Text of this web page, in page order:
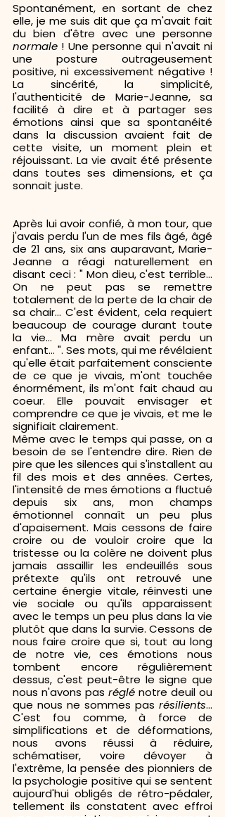
Spontanément, en sortant de chez
elle, je me suis dit que ça m'avait fait
normale ! Une personne qui n'avait ni
une posture outrageusement
positive, ni excessivement négative !
La sincérité, la simplicité,
l'authenticité de Marie-Jeanne, sa
facilité à dire et à partager ses
émotions ainsi que sa spontanéité
dans la discussion avaient fait de
cette visite, un moment plein et
réjouissant. La vie avait été présente
dans toutes ses dimensions, et ça
sonnait juste.
Après lui avoir confié, à mon tour, que
j'avais perdu l'un de mes fils âgé, âgé
de 21 ans, six ans auparavant, Marie-
Jeanne a réagi naturellement en
disant ceci : " Mon dieu, c'est terrible...
On ne peut pas se remettre
totalement de la perte de la chair de
sa chair... C'est évident, cela requiert
beaucoup de courage durant toute
la vie... Ma mère avait perdu un
enfant... ". Ses mots, qui me révélaient
qu'elle était parfaitement consciente
de ce que je vivais, m'ont touchée
énormément, ils m'ont fait chaud au
coeur. Elle pouvait envisager et
comprendre ce que je vivais, et me le
signifiait clairement.
Même avec le temps qui passe, on a
besoin de se l'entendre dire. Rien de
pire que les silences qui s'installent au
fil des mois et des années. Certes,
l'intensité de mes émotions a fluctué
depuis six ans, mon champs
émotionnel connaît un peu plus
d'apaisement. Mais cessons de faire
croire ou de vouloir croire que la
tristesse ou la colère ne doivent plus
jamais assaillir les endeuillés sous
prétexte qu'ils ont retrouvé une
certaine énergie vitale, réinvesti une
vie sociale ou qu'ils apparaissent
avec le temps un peu plus dans la vie
plutôt que dans la survie. Cessons de
nous faire croire que si, tout au long
de notre vie, ces émotions nous
tombent encore régulièrement
dessus, c'est peut-être le signe que
nous n'avons pas réglé notre deuil ou
que nous ne sommes pas résilients...
C'est fou comme, à force de
simplifications et de déformations,
nous avons réussi à réduire,
schématiser, voire dévoyer à
l'extrême, la pensée des pionniers de
la psychologie positive qui se sentent
aujourd'hui obligés de rétro-pédaler,
tellement ils constatent avec effroi